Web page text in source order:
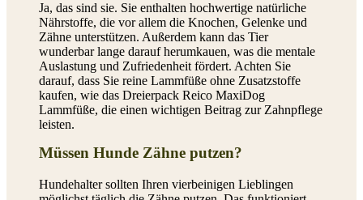
Ja, das sind sie. Sie enthalten hochwertige natürliche
Nährstoffe, die vor allem die Knochen, Gelenke und
Zähne unterstützen. Außerdem kann das Tier
wunderbar lange darauf herumkauen, was die mentale
Auslastung und Zufriedenheit fördert. Achten Sie
darauf, dass Sie reine Lammfüße ohne Zusatzstoffe
kaufen, wie das Dreierpack Reico MaxiDog
Lammfüße, die einen wichtigen Beitrag zur Zahnpflege
leisten.
Müssen Hunde Zähne putzen?
Hundehalter sollten Ihren vierbeinigen Lieblingen